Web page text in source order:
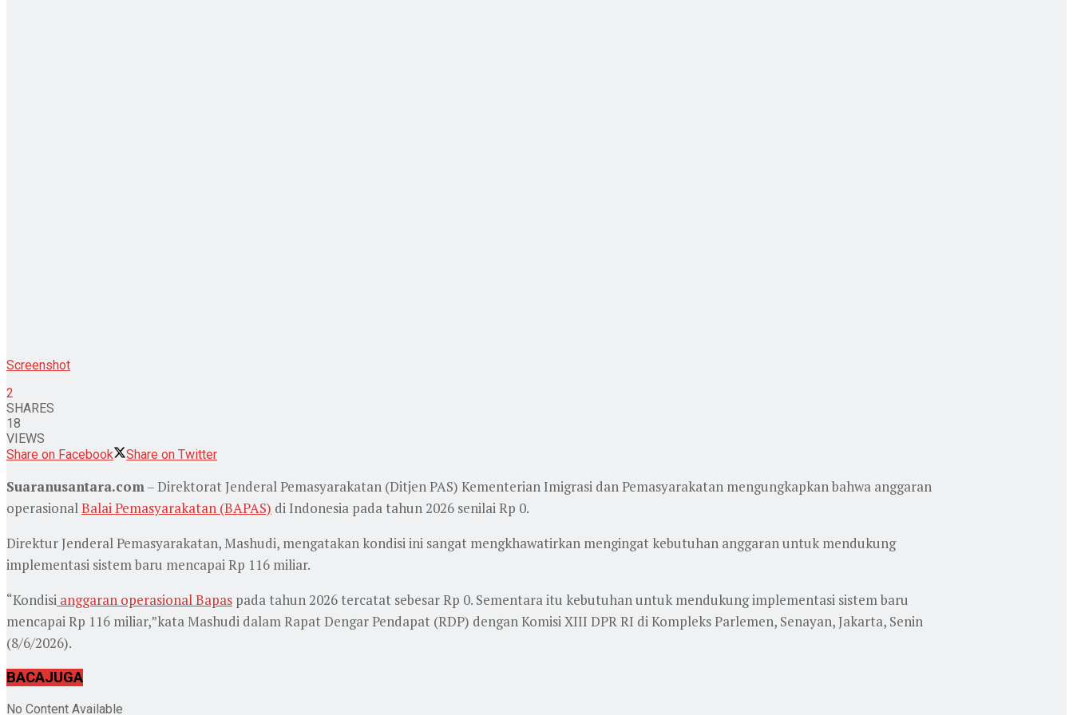
Screenshot
2
SHARES
18
VIEWS
Share on Facebook
Share on Twitter
Suaranusantara.com– Direktorat Jenderal Pemasyarakatan (Ditjen PAS) Kementerian Imigrasi dan Pemasyarakatan mengungkapkan bahwa anggaran
operasionalBalai Pemasyarakatan (BAPAS) di Indonesia pada tahun 2026 senilai Rp 0.
Direktur Jenderal Pemasyarakatan, Mashudi, mengatakan kondisi ini sangat mengkhawatirkan mengingat kebutuhan anggaran untuk mendukung
implementasi sistem baru mencapai Rp 116 miliar.
“Kondisi anggaran operasional Bapas pada tahun 2026 tercatat sebesar Rp 0. Sementara itu kebutuhan untuk mendukung implementasi sistem baru
mencapai Rp 116 miliar,”kata Mashudi dalam Rapat Dengar Pendapat (RDP) dengan Komisi XIII DPR RI di Kompleks Parlemen, Senayan, Jakarta, Senin
(8/6/2026).
BACAJUGA
No Content Available